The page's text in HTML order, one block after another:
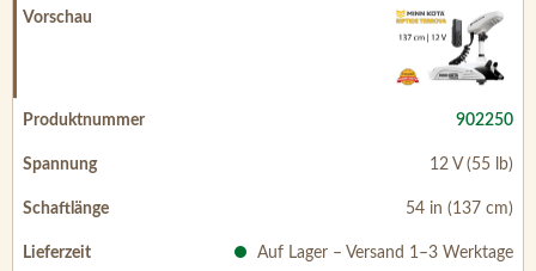
902250
12 V (55 lb)
54 in (137 cm)
Auf Lager – Versand 1–3 Werktage